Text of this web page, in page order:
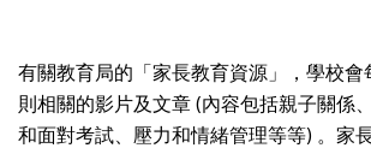
有關教育局的「家長教育資源」，學校會
則相關的影片及文章 (內容包括親子關係
和面對考試、壓力和情緒管理等等) 。家